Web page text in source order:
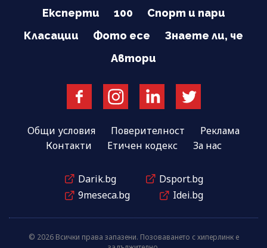
Експерти
100
Спорт и пари
Класации
Фото есе
Знаете ли, че
Автори
Общи условия Поверителност
Реклама
Контакти
Етичен кодекс За нас
Darik.bg
Dsport.bg
9meseca.bg
Idei.bg
© 2026 Всички права запазени. Позоваването с хиперлинк е